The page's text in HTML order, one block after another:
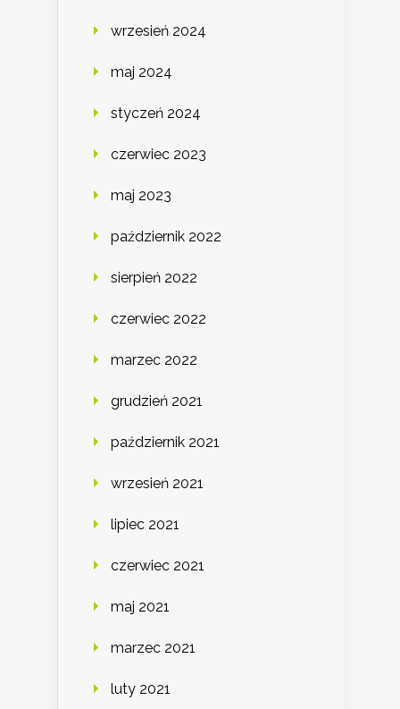
wrzesień 2024
maj 2024
styczeń 2024
czerwiec 2023
maj 2023
październik 2022
sierpień 2022
czerwiec 2022
marzec 2022
grudzień 2021
październik 2021
wrzesień 2021
lipiec 2021
czerwiec 2021
maj 2021
marzec 2021
luty 2021